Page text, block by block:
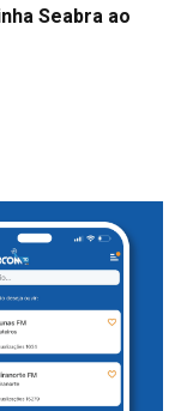
Seabra ao